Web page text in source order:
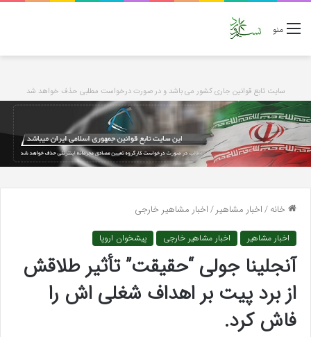
منو
سایت تابع قوانین جاری کشور می باشد و در صورت درخواست مطلبی حذف خواهد شد
خانه/اخبار مشاهیر/اخبار مشاهیر خارجی
اخبار مشاهیر اخبار مشاهیر خارجی پیشخوان اروپا
آنجلینا جولی “حقیقت” تأثیر طلاقش
از برد پیت بر اهداف شغلی اش را
فاش کرد.